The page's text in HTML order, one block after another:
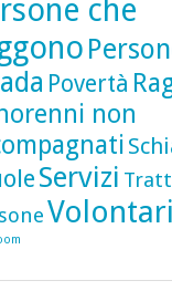
che
Povertà
non
Servizi